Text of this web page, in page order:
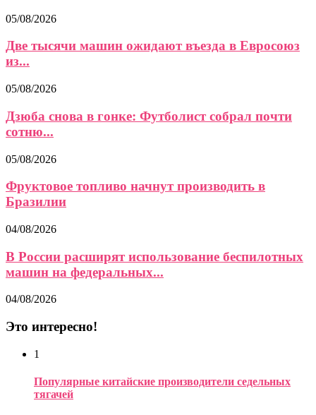
05/08/2026
Две тысячи машин ожидают въезда в Евросоюз
из...
05/08/2026
Дзюба снова в гонке: Футболист собрал почти
сотню...
05/08/2026
Фруктовое топливо начнут производить в
Бразилии
04/08/2026
В России расширят использование беспилотных
машин на федеральных...
04/08/2026
Это интересно!
1
Популярные китайские производители седельных
тягачей